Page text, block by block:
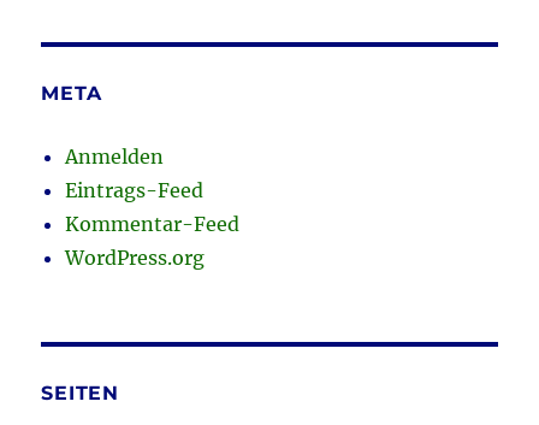
META
Anmelden
Eintrags-Feed
Kommentar-Feed
WordPress.org
SEITEN